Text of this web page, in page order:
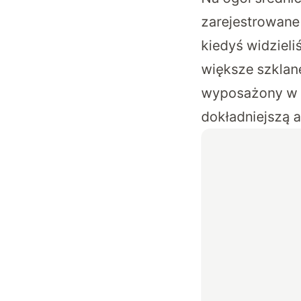
kiedyś
większe
wyposażony w
dokładniejszą